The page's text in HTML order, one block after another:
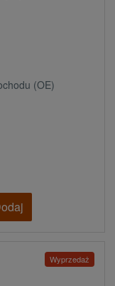
(OE)
Wyprzedaż